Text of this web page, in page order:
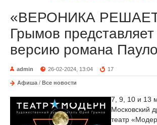
«ВЕРОНИКА
Грымов
версию романа
admin 26-02-2024, 13:04 17
Афиша / Все новости
7, 9, 10 и 13
Московский
театр